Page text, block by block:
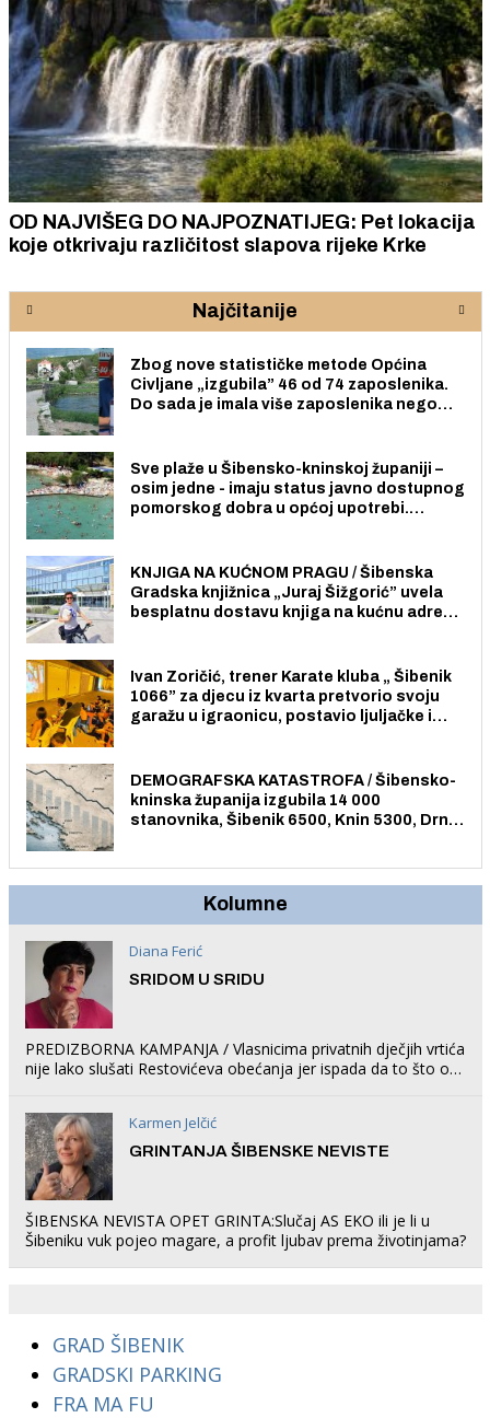
OD NAJVIŠEG DO NAJPOZNATIJEG: Pet lokacija
koje otkrivaju različitost slapova rijeke Krke
Najčitanije
Zbog nove statističke metode Općina
Civljane „izgubila” 46 od 74 zaposlenika.
Do sada je imala više zaposlenika nego
Sve plaže u Šibensko-kninskoj županiji –
osim jedne - imaju status javno dostupnog
pomorskog dobra u općoj upotrebi.
KNJIGA NA KUĆNOM PRAGU / Šibenska
Gradska knjižnica „Juraj Šižgorić” uvela
besplatnu dostavu knjiga na kućnu adresu
Ivan Zoričić, trener Karate kluba „ Šibenik
1066” za djecu iz kvarta pretvorio svoju
garažu u igraonicu, postavio ljuljačke i
DEMOGRAFSKA KATASTROFA / Šibensko-
kninska županija izgubila 14 000
stanovnika, Šibenik 6500, Knin 5300, Drniš
Kolumne
Diana Ferić
SRIDOM U SRIDU
PREDIZBORNA KAMPANJA / Vlasnicima privatnih dječjih vrtića
nije lako slušati Restovićeva obećanja jer ispada da to što oni
Karmen Jelčić
GRINTANJA ŠIBENSKE NEVISTE
ŠIBENSKA NEVISTA OPET GRINTA:Slučaj AS EKO ili je li u
Šibeniku vuk pojeo magare, a profit ljubav prema životinjama?
GRAD ŠIBENIK
GRADSKI PARKING
FRA MA FU